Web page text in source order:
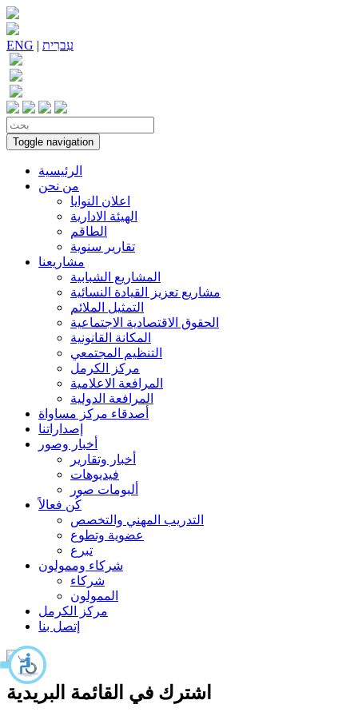
ENG | עִברִית
Toggle navigation
الرئيسية
من نحن
اعلان النوايا
الهيئة الادارية
الطاقم
تقارير سنوية
مشاريعنا
المشاريع الشبابية
مشاريع تعزيز القيادة النسائية
التمثيل الملائم
الحقوق الاقتصادية الاجتماعية
المكانة القانونية
التنظيم المجتمعي
مركز الكرمل
المرافعة الاعلامية
المرافعة الدولية
أصدقاء مركز مساواة
إصداراتنا
أخبار وصور
أخبار وتقارير
فيديوهات
ألبومات صور
كُن فعالاً
التدريب المهني والتخصص
عضوية وتطوع
تبرع
شركاء وممولون
شركاء
الممولون
مركز الكرمل
إتصل بنا
اشترك في القائمة البريدية